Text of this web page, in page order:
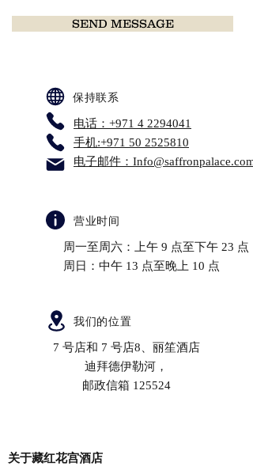
SEND MESSAGE
保持联系
电话：+971 4 2294041
手机:+971 50 2525810
电子邮件：Info@saffronpalace.com
营业时间
周一至周六：上午 9 点至下午 23 点
周日：中午 13 点至晚上 10 点
我们的位置
7 号店和 7 号店8、丽笙酒店
迪拜德伊勒河，
邮政信箱 125524
关于藏红花宫酒店